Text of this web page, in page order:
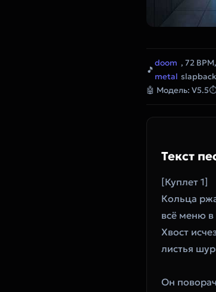
🎵
doom
metal
, 72
🤖 Модель: V5.5
Текст
[Куплет 1]
Кольца
всё меню в
Хвост
листья
Он